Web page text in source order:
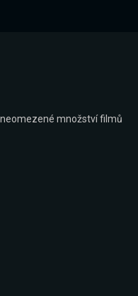
množství filmů